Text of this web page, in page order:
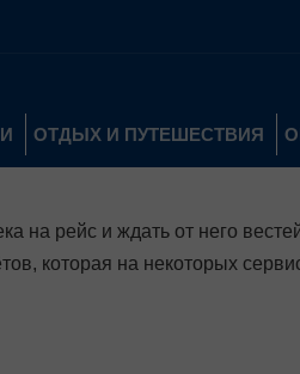
ОТДЫХ И ПУТЕШЕСТВИЯ
на рейс и ждать от него
которая на некоторых